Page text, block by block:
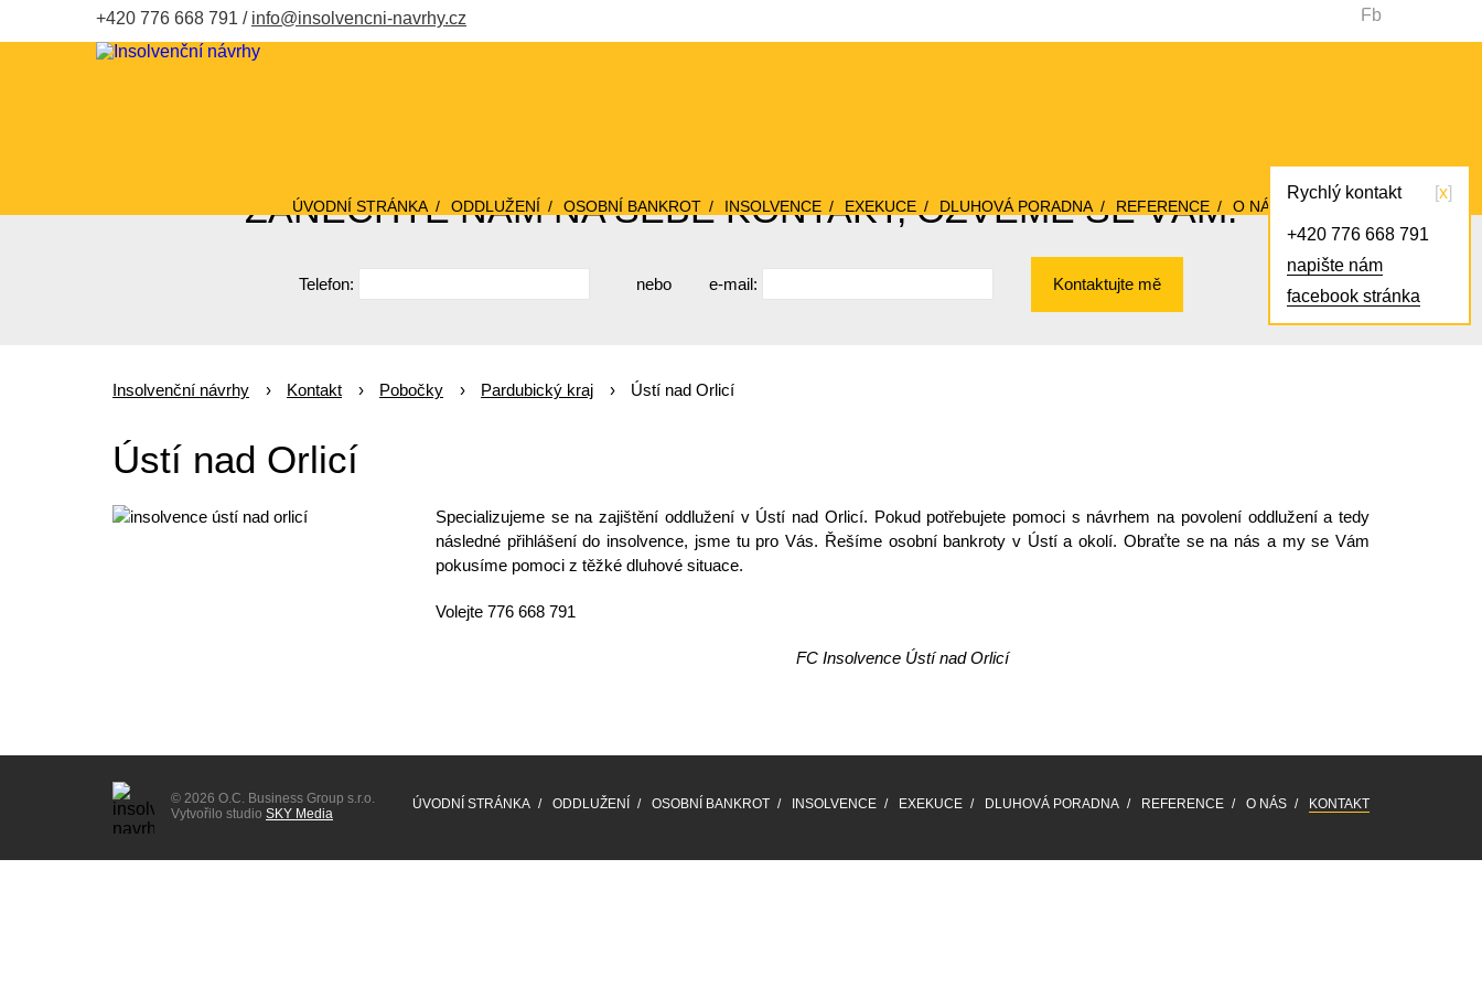
+420 776 668 791 info@insolvencni-navrhy.cz Fb
ÚVODNÍ STRÁNKA ODDLUŽENÍ OSOBNÍ BANKROT INSOLVENCE EXEKUCE DLUHOVÁ PORADNA REFERENCE O NÁS KONTAKT
ZANECHTE NÁM NA SEBE KONTAKT, OZVEME SE VÁM!
Telefon: nebo e-mail: Kontaktujte mě
Insolvenční návrhy Kontakt Pobočky Pardubický kraj Ústí nad Orlicí
Ústí nad Orlicí
Specializujeme se na zajištění oddlužení v Ústí nad Orlicí. Pokud potřebujete pomoci s návrhem na povolení oddlužení a tedy
následné přihlášení do insolvence, jsme tu pro Vás. Řešíme osobní bankroty v Ústí a okolí. Obraťte se na nás a my se Vám
pokusíme pomoci z těžké dluhové situace.
Volejte 776 668 791
FC Insolvence Ústí nad Orlicí
Rychlý kontakt x
+420 776 668 791
napište nám
facebook stránka
© 2026 O.C. Business Group s.r.o.
Vytvořilo studio SKY Media
ÚVODNÍ STRÁNKA ODDLUŽENÍ OSOBNÍ BANKROT INSOLVENCE EXEKUCE DLUHOVÁ PORADNA REFERENCE O NÁS KONTAKT